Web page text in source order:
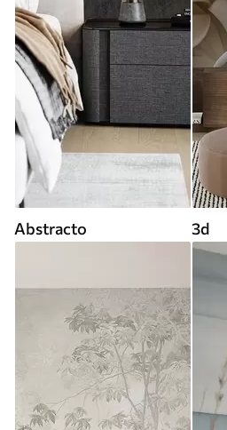
Abstracto 3d